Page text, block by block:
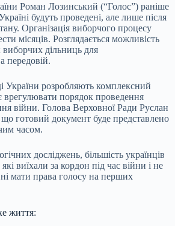
Роман Лозинський (“Голос”) раніше
будуть проведені, але лише після
Організація виборчого процесу
місяців. Розглядається можливість
виборчих дільниць для
передовій.
України розробляють комплексний
врегулювати порядок проведення
війни. Голова Верховної Ради Руслан
готовий документ буде представлено
часом.
досліджень, більшість українців
виїхали за кордон під час війни і не
мати права голосу на перших
життя: